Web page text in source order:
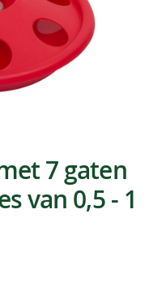
7 gaten
van 0,5 - 1